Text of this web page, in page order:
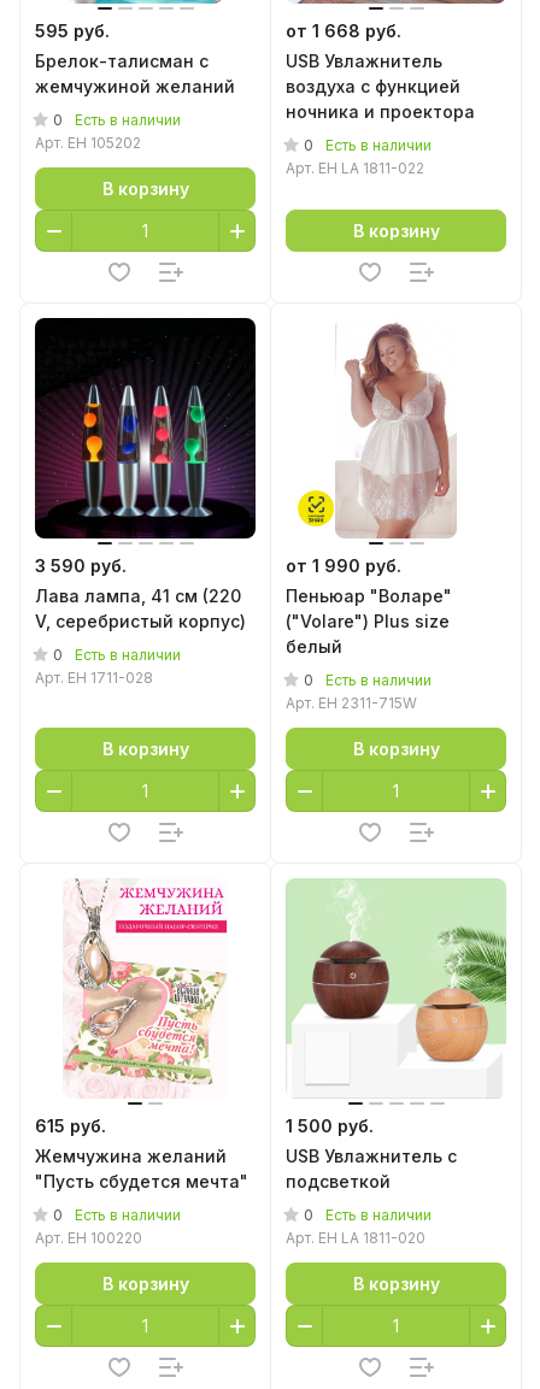
595 руб.
Брелок-талисман с
жемчужиной желаний
0
Есть в наличии
Арт. EH 105202
В корзину
от 1 668 руб.
USB Увлажнитель
воздуха с функцией
ночника и проектора
0
Есть в наличии
Арт. EH LA 1811-022
В корзину
3 590 руб.
Лава лампа, 41 см (220
V, серебристый корпус)
0
Есть в наличии
Арт. EH 1711-028
В корзину
от 1 990 руб.
Пеньюар "Воларе"
("Volare") Plus size
белый
0
Есть в наличии
Арт. EH 2311-715W
В корзину
615 руб.
Жемчужина желаний
"Пусть сбудется мечта"
0
Есть в наличии
Арт. EH 100220
В корзину
1 500 руб.
USB Увлажнитель с
подсветкой
0
Есть в наличии
Арт. EH LA 1811-020
В корзину